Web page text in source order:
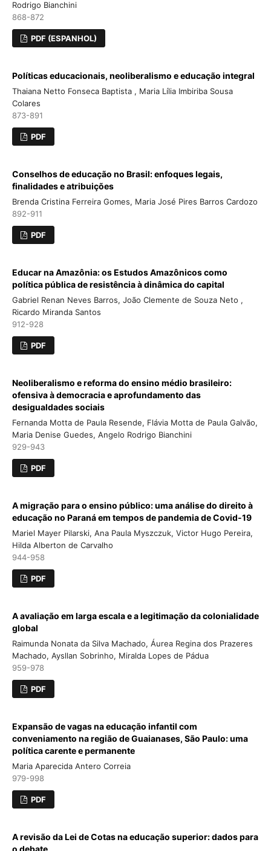
Rodrigo Bianchini
868-872
PDF (ESPANHOL)
Políticas educacionais, neoliberalismo e educação integral
Thaiana Netto Fonseca Baptista , Maria Lília Imbiriba Sousa
Colares
873-891
PDF
Conselhos de educação no Brasil: enfoques legais,
finalidades e atribuições
Brenda Cristina Ferreira Gomes, Maria José Pires Barros Cardozo
892-911
PDF
Educar na Amazônia: os Estudos Amazônicos como
política pública de resistência à dinâmica do capital
Gabriel Renan Neves Barros, João Clemente de Souza Neto ,
Ricardo Miranda Santos
912-928
PDF
Neoliberalismo e reforma do ensino médio brasileiro:
ofensiva à democracia e aprofundamento das
desigualdades sociais
Fernanda Motta de Paula Resende, Flávia Motta de Paula Galvão,
Maria Denise Guedes, Angelo Rodrigo Bianchini
929-943
PDF
A migração para o ensino público: uma análise do direito à
educação no Paraná em tempos de pandemia de Covid-19
Mariel Mayer Pilarski, Ana Paula Myszczuk, Victor Hugo Pereira,
Hilda Alberton de Carvalho
944-958
PDF
A avaliação em larga escala e a legitimação da colonialidade
global
Raimunda Nonata da Silva Machado, Áurea Regina dos Prazeres
Machado, Aysllan Sobrinho, Miralda Lopes de Pádua
959-978
PDF
Expansão de vagas na educação infantil com
conveniamento na região de Guaianases, São Paulo: uma
política carente e permanente
Maria Aparecida Antero Correia
979-998
PDF
A revisão da Lei de Cotas na educação superior: dados para
o debate